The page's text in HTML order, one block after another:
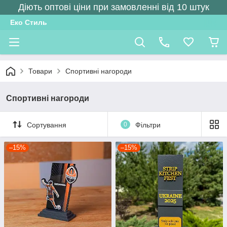
Діють оптові ціни при замовленні від 10 штук
Еко Стиль
Товари Спортивні нагороди
Спортивні нагороди
Сортування 0 Фільтри
–15% –15%